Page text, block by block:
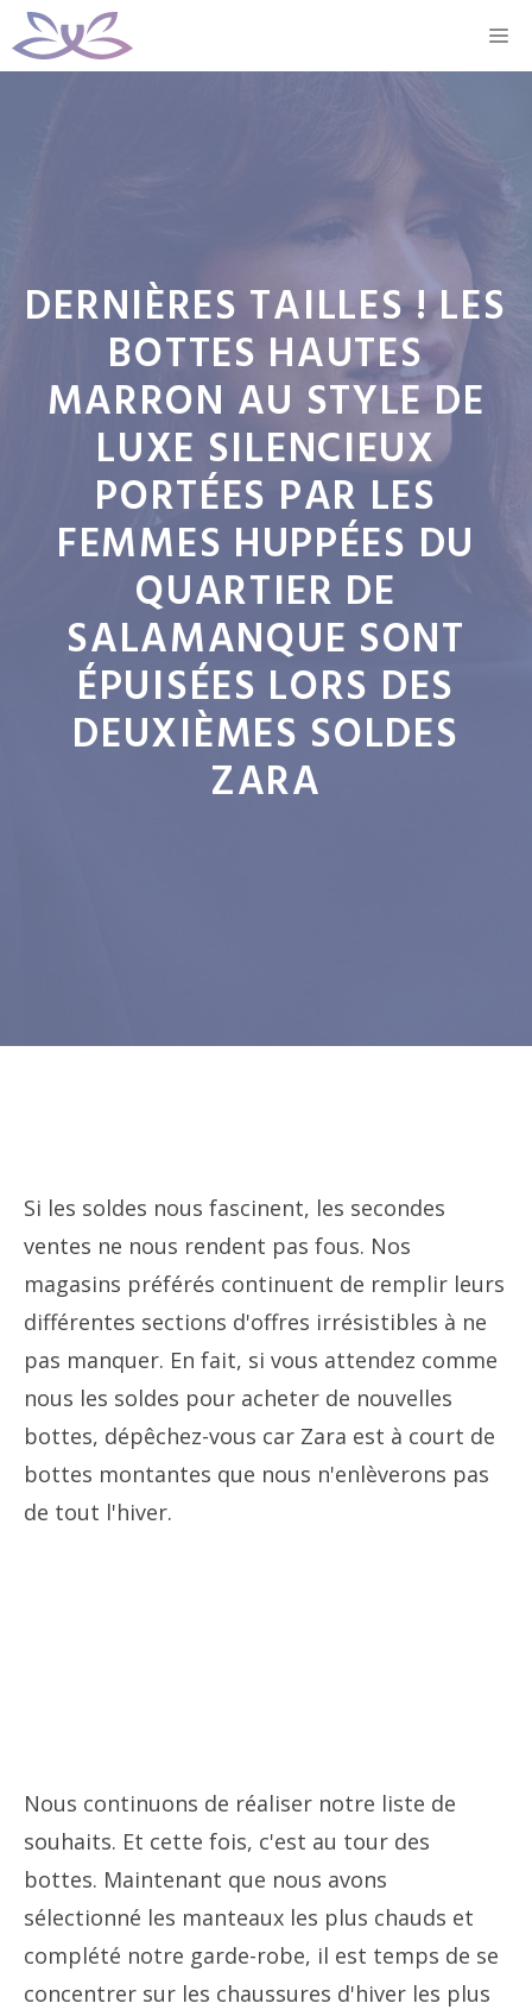
Aller
au
DERNIÈRES TAILLES ! LES
BOTTES HAUTES
MARRON AU STYLE DE
LUXE SILENCIEUX
PORTÉES PAR LES
FEMMES HUPPÉES DU
QUARTIER DE
SALAMANQUE SONT
ÉPUISÉES LORS DES
DEUXIÈMES SOLDES
ZARA
Si les soldes nous fascinent, les secondes
ventes ne nous rendent pas fous. Nos
magasins préférés continuent de remplir leurs
différentes sections d'offres irrésistibles à ne
pas manquer. En fait, si vous attendez comme
nous les soldes pour acheter de nouvelles
bottes, dépêchez-vous car Zara est à court de
bottes montantes que nous n'enlèverons pas
de tout l'hiver.
Nous continuons de réaliser notre liste de
souhaits. Et cette fois, c'est au tour des
bottes. Maintenant que nous avons
sélectionné les manteaux les plus chauds et
complété notre garde-robe, il est temps de se
concentrer sur les chaussures d'hiver les plus